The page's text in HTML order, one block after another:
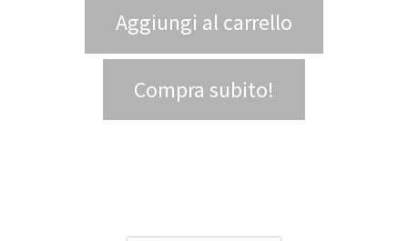
Aggiungi al carrello
Compra subito!